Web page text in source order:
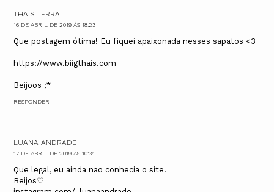
THAIS TERRA
16 DE ABRIL DE 2019 ÀS 18:23
Que postagem ótima! Eu fiquei apaixonada nesses sapatos <3
https://www.biigthais.com
Beijoos ;*
RESPONDER
LUANA ANDRADE
17 DE ABRIL DE 2019 ÀS 10:34
Que legal, eu ainda nao conhecia o site!
Beijos♡